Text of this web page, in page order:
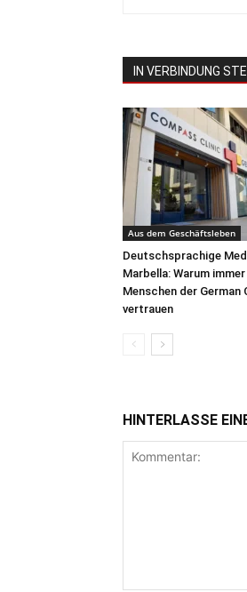
IN VERBINDUNG
Aus dem Geschäftsleben
Deutschsprachige
Marbella: Warum
Menschen der German
vertrauen
HINTERLASSE